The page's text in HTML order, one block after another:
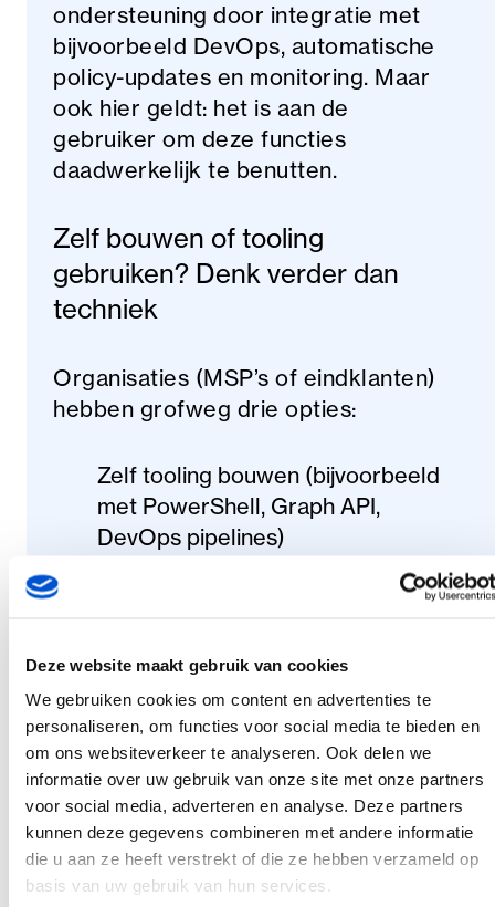
Deze website maakt gebruik van cookies
We gebruiken cookies om content en advertenties te
personaliseren, om functies voor social media te bieden en
om ons websiteverkeer te analyseren. Ook delen we
informatie over uw gebruik van onze site met onze partners
voor social media, adverteren en analyse. Deze partners
kunnen deze gegevens combineren met andere informatie
die u aan ze heeft verstrekt of die ze hebben verzameld op
basis van uw gebruik van hun services.
ondersteuning door integratie met
bijvoorbeeld DevOps, automatische
policy-updates en monitoring. Maar
ook hier geldt: het is aan de
gebruiker om deze functies
daadwerkelijk te benutten.
Zelf bouwen of tooling
gebruiken? Denk verder dan
techniek
Organisaties (MSP’s of eindklanten)
hebben grofweg drie opties:
Zelf tooling bouwen (bijvoorbeeld
met PowerShell, Graph API,
DevOps pipelines)
inzetten (zoals CIPP of hardening
Commerciële platforms
gebruiken (zoals hierboven
genoemd)
Hoewel zelfbouw maximale
flexibiliteit biedt, vraagt het ook
veel: